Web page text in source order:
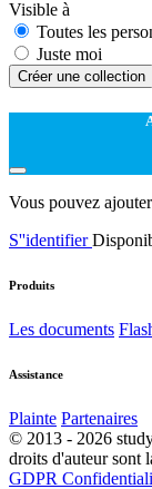
Visible à
Toutes les
Juste moi
Créer une collection
Vous pouvez
S''identifier
Produits
Les documents
Assistance
Plainte Partenaires
© 2013 - 2026
droits d'auteur sont
GDPR